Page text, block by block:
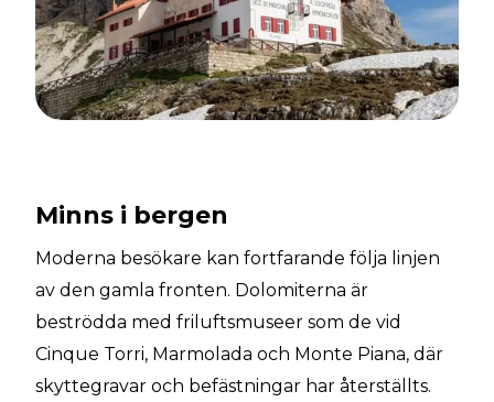
Minns i bergen
Moderna besökare kan fortfarande följa linjen
av den gamla fronten. Dolomiterna är
beströdda med friluftsmuseer som de vid
Cinque Torri, Marmolada och Monte Piana, där
skyttegravar och befästningar har återställts.